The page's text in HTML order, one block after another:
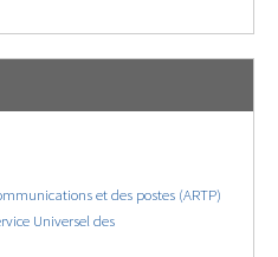
et des postes (ARTP)
Universel des